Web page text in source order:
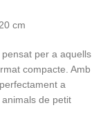
cm
pensat per a aquells
compacte. Amb
a
de petit